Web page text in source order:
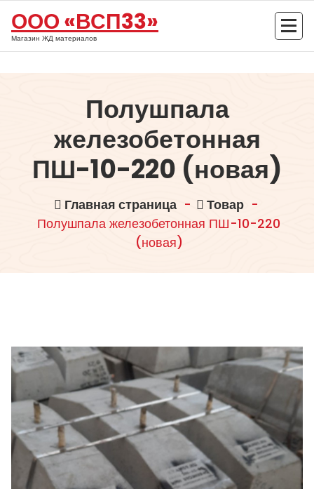
содержимому
ООО «ВСП33»
Магазин ЖД материалов
Полушпала
железобетонная
ПШ-10-220 (новая)
Главная страница- Товар-
Полушпала железобетонная ПШ-10-220
(новая)